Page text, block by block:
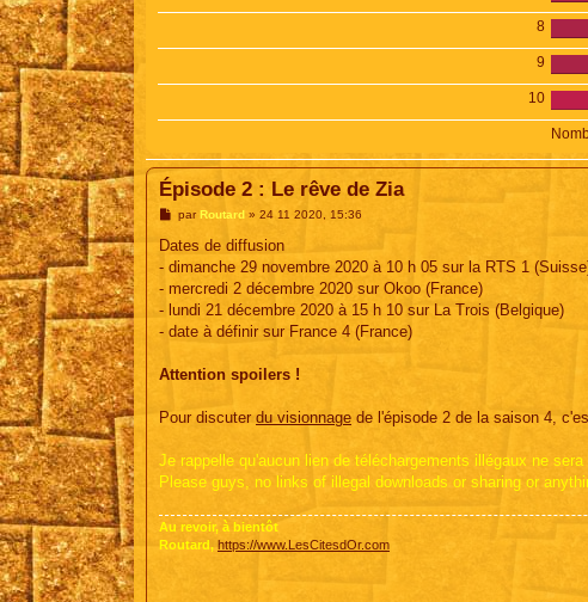
8
9
10
Épisode 2 : Le rêve de Zia
M
s
a
g
par Routard» 24 11 2020, 15:36
Dates de diffusion
- dimanche 29 novembre 2020 à 10 h 05 sur la RTS 1
- mercredi 2 décembre 2020 sur Okoo (France)
- lundi 21 décembre 2020 à 15 h 10 sur La Trois (Belgique)
- date à définir sur France 4 (France)
Attention spoilers !
Pour discuter du visionnage de l'épisode 2 de la saison 4,
Je rappelle qu'aucun lien de téléchargements illégaux ne
Please guys, no links of illegal downloads or sharing or
Au revoir, à bientôt
Routard, https://www.LesCitesdOr.com